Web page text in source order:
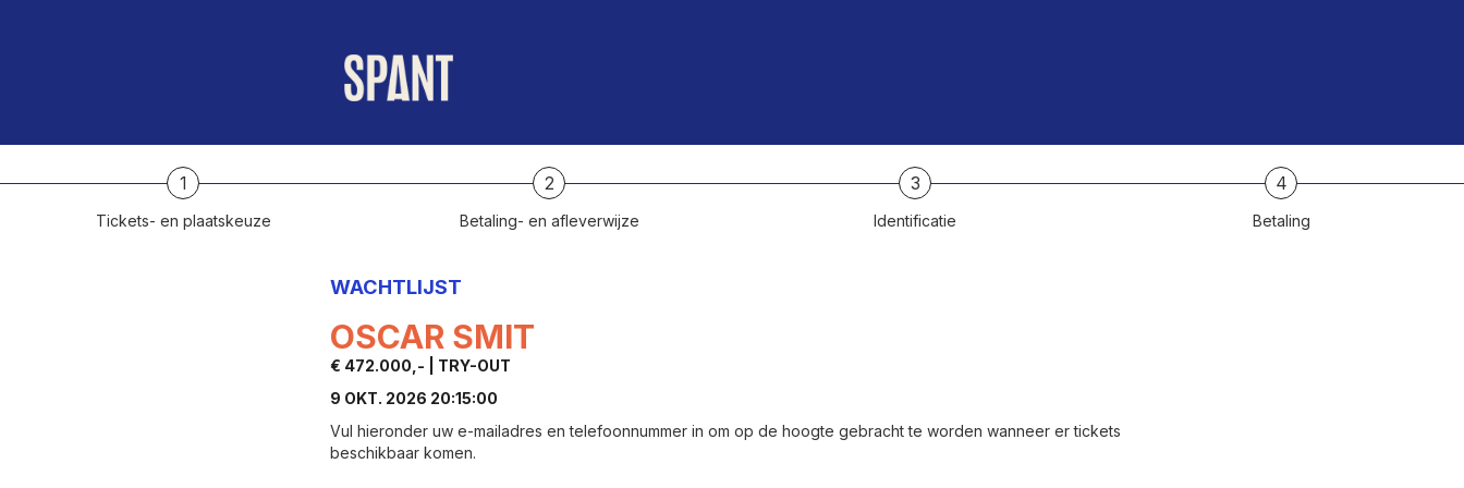
1
Tickets- en plaatskeuze
2
Betaling- en afleverwijze
3
Identificatie
4
Betaling
WACHTLIJST
OSCAR SMIT
€ 472.000,- | TRY-OUT
9 OKT. 2026 20:15:00
Vul hieronder uw e-mailadres en telefoonnummer in om op de hoogte gebracht te worden wanneer er tickets
beschikbaar komen.